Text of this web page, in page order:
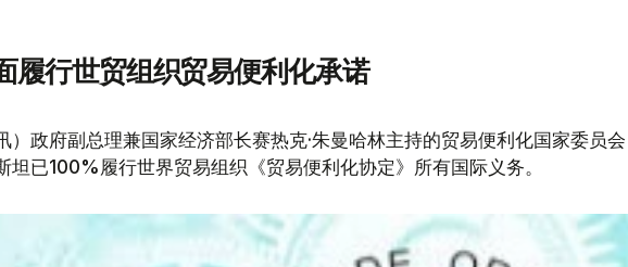
履行世贸组织贸易便利化承诺
）政府副总理兼国家经济部长赛热克·朱曼哈林主持的贸易便利化国家委员会
坦已100%履行世界贸易组织《贸易便利化协定》所有国际义务。